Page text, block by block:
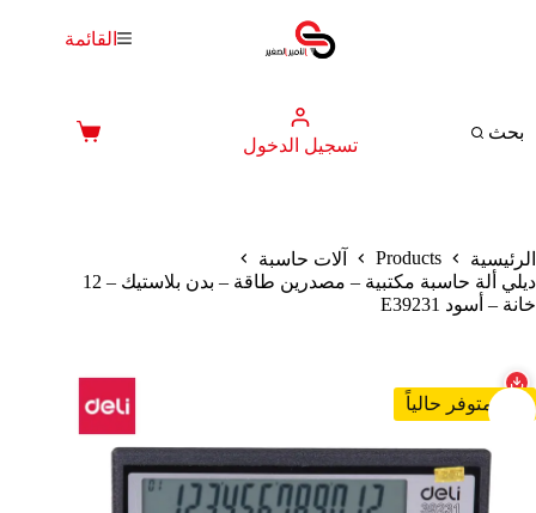
القائمة
بحث
تسجيل الدخول
عربة
الرئيسية Products
آلات حاسبة
ديلي ألة حاسبة مكتبية – مصدرين طاقة – بدن بلاستيك – 12
خانة – أسود E39231
غير متوفر حالياً